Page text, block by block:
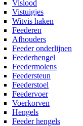
Vislood
Vistuigjes
Witvis haken
Feederen
Afhouders
Feeder onderlijnen
Feederhengel
Feedermolens
Feedersteun
Feederstoel
Feedervoer
Voerkorven
Hengels
Feeder hengels